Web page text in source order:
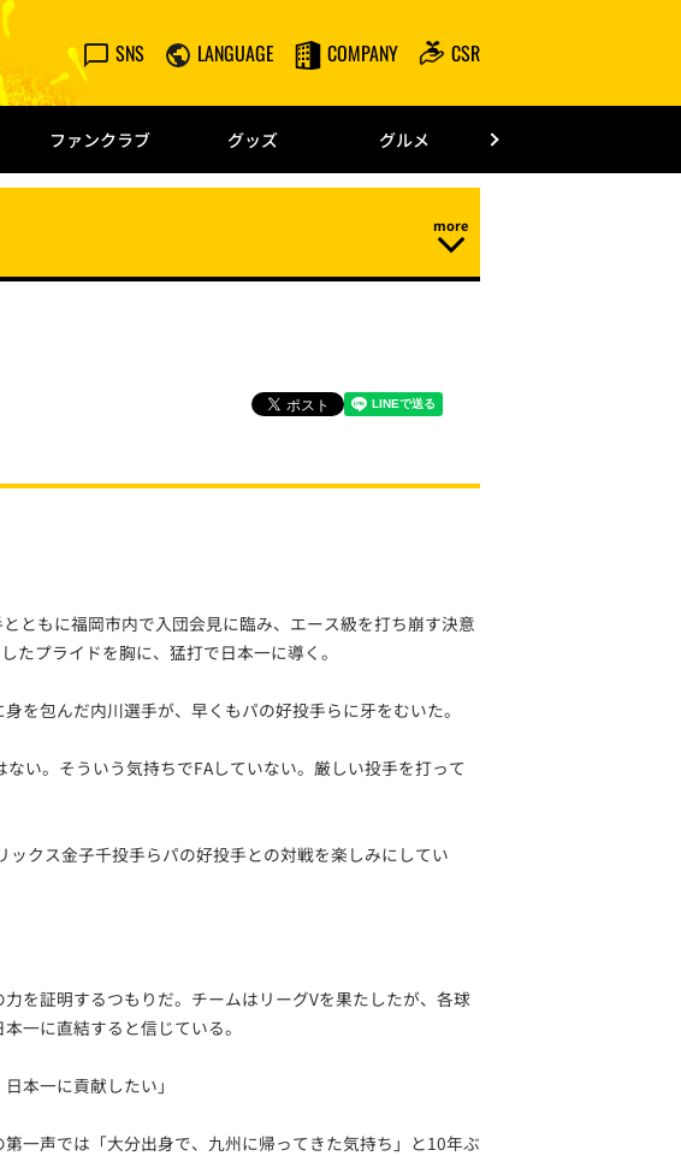
SNS LANGUAGE COMPANY CSR
ファンクラブ グッズ グルメ
ともに福岡市内で入団会見に臨み、エース級を打ち崩す決意
プライドを胸に、猛打で日本一に導く。
を包んだ内川選手が、早くもパの好投手らに牙をむいた。
い。そういう気持ちでFAしていない。厳しい投手を打って
クス金子千投手らパの好投手との対戦を楽しみにしてい
を証明するつもりだ。チームはリーグVを果たしたが、各球
一に直結すると信じている。
本一に貢献したい」
一声では「大分出身で、九州に帰ってきた気持ち」と10年ぶ